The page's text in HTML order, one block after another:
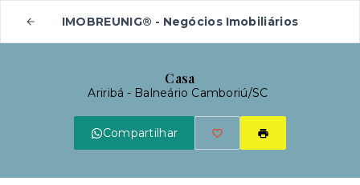
IMOBREUNIG® - Negócios Imobiliários
Casa
Ariribá - Balneário Camboriú/SC
Compartilhar